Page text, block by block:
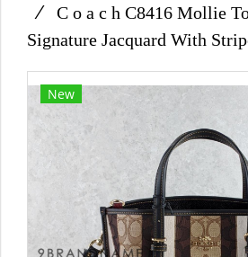
C o a c h C8416 Mollie
Signature Jacquard With
New